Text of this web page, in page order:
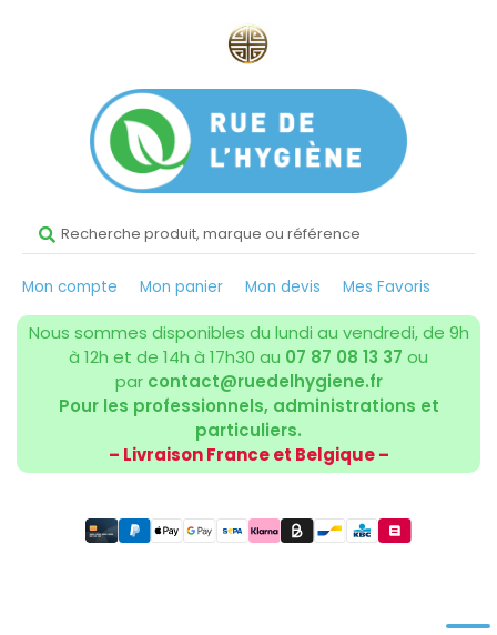
Mon compte Mon panier Mon devis Mes Favoris
Nous sommes disponibles du lundi au vendredi, de 9h
à 12h et de 14h à 17h30 au 07 87 08 13 37 ou
par contact@ruedelhygiene.fr
Pour les professionnels, administrations et
particuliers.
– Livraison France et Belgique –